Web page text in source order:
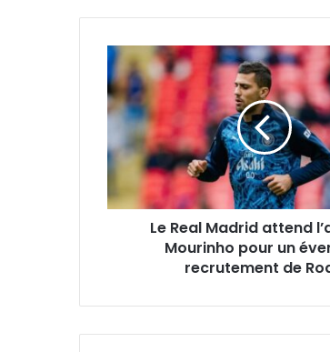
Le
Real
Madrid
attend
de
Mourinho
un
éventuel
recrutement
Le Real Madrid attend
Mourinho pour un
recrutement de